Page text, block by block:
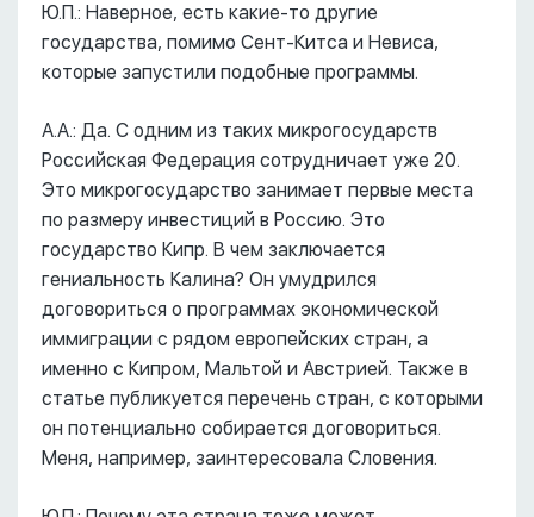
Ю.П.: Наверное, есть какие-то другие
государства, помимо Сент-Китса и Невиса,
которые запустили подобные программы.
А.А.: Да. С одним из таких микрогосударств
Российская Федерация сотрудничает уже 20.
Это микрогосударство занимает первые места
по размеру инвестиций в Россию. Это
государство Кипр. В чем заключается
гениальность Калина? Он умудрился
договориться о программах экономической
иммиграции с рядом европейских стран, а
именно с Кипром, Мальтой и Австрией. Также в
статье публикуется перечень стран, с которыми
он потенциально собирается договориться.
Меня, например, заинтересовала Словения.